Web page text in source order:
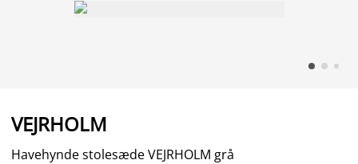
VEJRHOLM
Havehynde stolesæde VEJRHOLM grå